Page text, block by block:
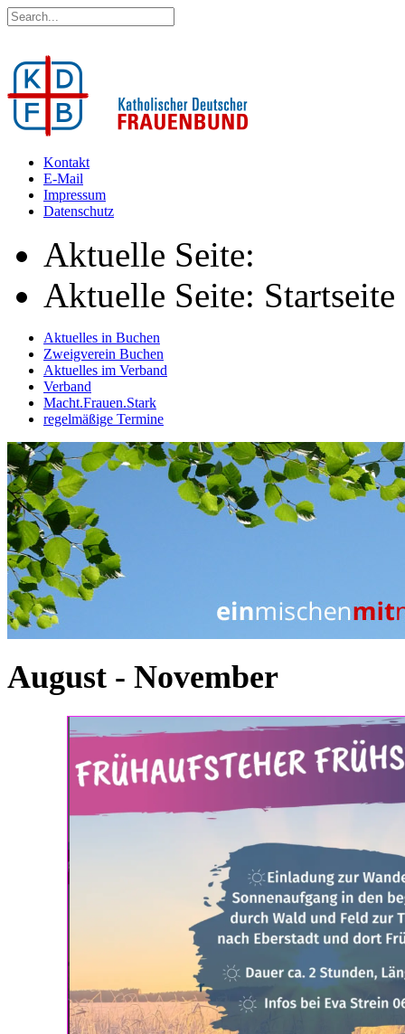
Kontakt
E-Mail
Impressum
Datenschutz
Aktuelle Seite:
Aktuelle Seite: Startseite
Aktuelles in Buchen
Zweigverein Buchen
Aktuelles im Verband
Verband
Macht.Frauen.Stark
regelmäßige Termine
August - November